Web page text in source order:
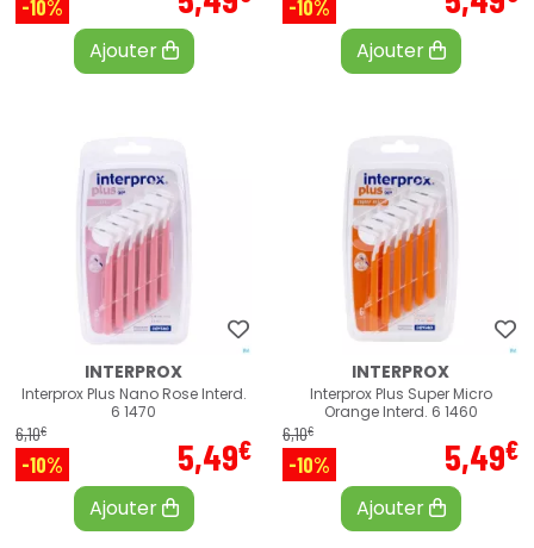
-10%
Ajouter
-10%
Ajouter
INTERPROX
Interprox Plus Nano Rose Interd.
6 1470
6,10€
-10% 5,49€
Ajouter
INTERPROX
Interprox Plus Super Micro
Orange Interd. 6 1460
6,10€
-10% 5,49€
Ajouter